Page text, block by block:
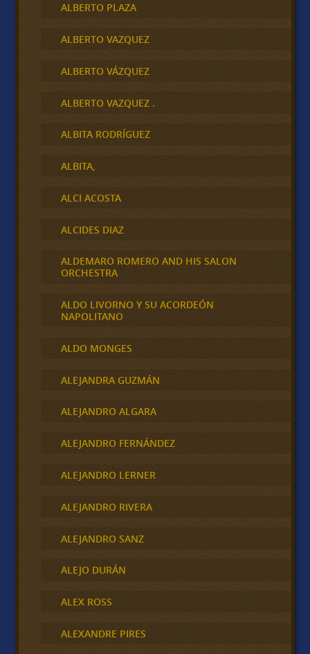
ALBERTO PLAZA
ALBERTO VAZQUEZ
ALBERTO VÁZQUEZ
ALBERTO VAZQUEZ .
ALBITA RODRÍGUEZ
ALBITA,
ALCI ACOSTA
ALCIDES DIAZ
ALDEMARO ROMERO AND HIS SALON
ORCHESTRA
ALDO LIVORNO Y SU ACORDEÓN
NAPOLITANO
ALDO MONGES
ALEJANDRA GUZMÁN
ALEJANDRO ALGARA
ALEJANDRO FERNÁNDEZ
ALEJANDRO LERNER
ALEJANDRO RIVERA
ALEJANDRO SANZ
ALEJO DURÁN
ALEX ROSS
ALEXANDRE PIRES